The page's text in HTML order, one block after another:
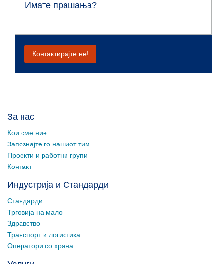
Имате прашања?
Контактирајте не!
За нас
Кои сме ние
Запознајте го нашиот тим
Проекти и работни групи
Контакт
Индустрија и Стандарди
Стандарди
Трговија на мало
Здравство
Транспорт и логистика
Оператори со храна